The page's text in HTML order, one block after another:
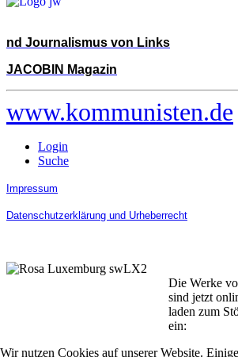
nd Journalismus von Links
JACOBIN Magazin
www.kommunisten.de
Login
Suche
Impressum
Datenschutzerklärung und Urheberrecht
Die Werke
sind jetzt
laden zum
ein:
Wir nutzen Cookies auf unserer Website.